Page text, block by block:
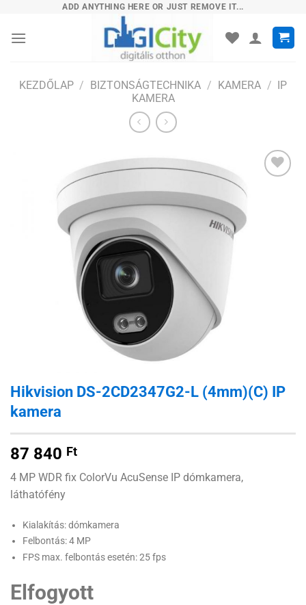
content
ADD ANYTHING HERE OR JUST REMOVE IT...
KEZDŐLAP / BIZTONSÁGTECHNIKA / KAMERA / IP
KAMERA
kívánságlistához
Hikvision DS-2CD2347G2-L (4mm)(C) IP
kamera
87 840 Ft
4 MP WDR fix ColorVu AcuSense IP dómkamera,
láthatófény
Kialakítás: dómkamera
Felbontás: 4 MP
FPS max. felbontás esetén: 25 fps
Elfogyott